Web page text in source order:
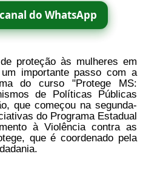
do WhatsApp
proteção às mulheres em
importante passo com a
do curso "Protege MS:
de Políticas Públicas
que começou na segunda-
do Programa Estadual
à Violência contra as
que é coordenado pela